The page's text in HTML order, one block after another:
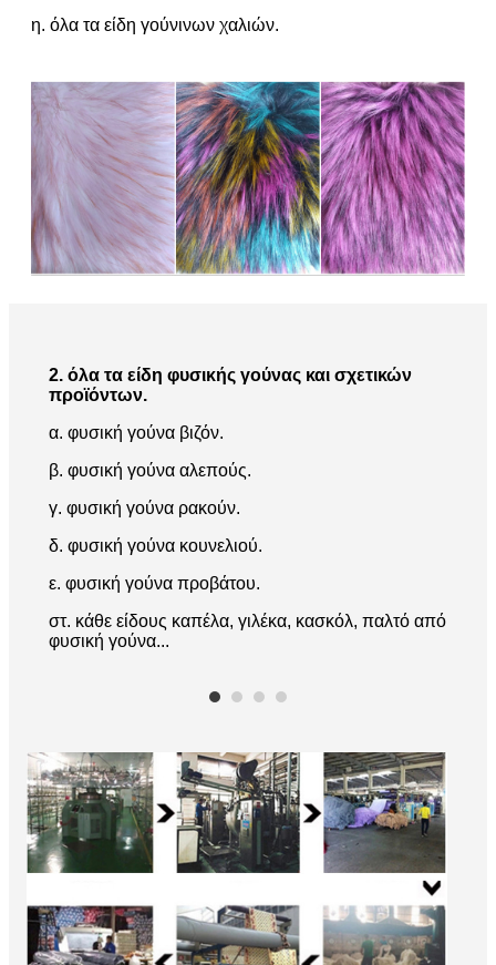
η. όλα τα είδη γούνινων χαλιών.
2. όλα τα είδη φυσικής γούνας και σχετικών
προϊόντων.
α. φυσική γούνα βιζόν.
β. φυσική γούνα αλεπούς.
γ. φυσική γούνα ρακούν.
δ. φυσική γούνα κουνελιού.
ε. φυσική γούνα προβάτου.
στ. κάθε είδους καπέλα, γιλέκα, κασκόλ, παλτό από
φυσική γούνα...